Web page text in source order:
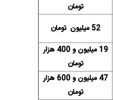
تومان
52 میلیون تومان
19 میلیون و 400 هزار
تومان
47 میلیون و 600 هزار
تومان